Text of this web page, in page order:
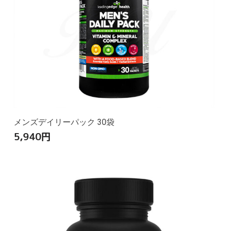
メンズデイリーパック 30袋
5,940円